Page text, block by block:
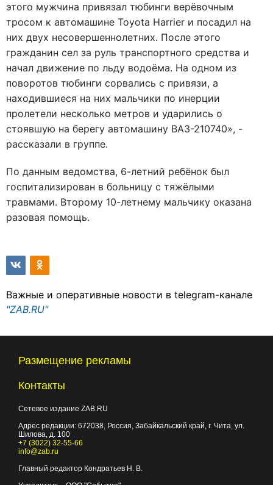
этого мужчина привязал тюбинги верёвочным
тросом к автомашине Toyota Harrier и посадил на
них двух несовершеннолетних. После этого
гражданин сел за руль транспортного средства и
начал движение по льду водоёма. На одном из
поворотов тюбинги сорвались с привязи, а
находившиеся на них мальчики по инерции
пролетели несколько метров и ударились о
стоявшую на берегу автомашину ВАЗ-210740», -
рассказали в группе.
По данным ведомства, 6-летний ребёнок был
госпитализирован в больницу с тяжёлыми
травмами. Второму 10-летнему мальчику оказана
разовая помощь.
Важные и оперативные новости в telegram-канале
"ZAB.RU"
Размещение рекламы
Контакты
Сетевое издание ZAB.RU
Адрес редакции: 672038, Россия, Забайкальский край, г. Чита, ул.
Шилова, д. 100
+7 (3022) 32-55-66
info@zab.ru
Главный редактор Кондратьев Н. В.